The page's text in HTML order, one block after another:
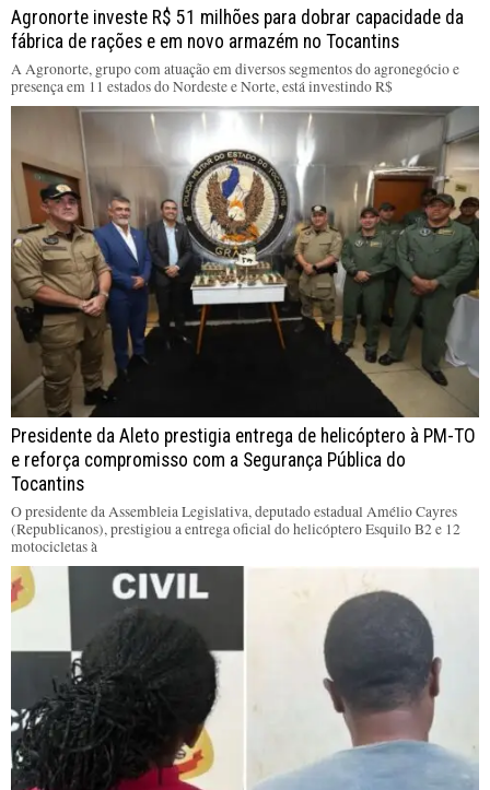
Agronorte investe R$ 51 milhões para dobrar capacidade da
fábrica de rações e em novo armazém no Tocantins
A Agronorte, grupo com atuação em diversos segmentos do agronegócio e
presença em 11 estados do Nordeste e Norte, está investindo R$
Presidente da Aleto prestigia entrega de helicóptero à PM-TO
e reforça compromisso com a Segurança Pública do
Tocantins
O presidente da Assembleia Legislativa, deputado estadual Amélio Cayres
(Republicanos), prestigiou a entrega oficial do helicóptero Esquilo B2 e 12
motocicletas à